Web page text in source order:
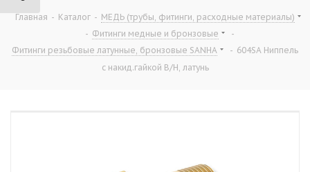
Главная - Каталог - МЕДЬ (трубы, фитинги, расходные материалы)
- Фитинги медные и бронзовые
-
Фитинги резьбовые латунные, бронзовые SANHA
- 604SA Ниппель
с накид.гайкой В/Н, латунь